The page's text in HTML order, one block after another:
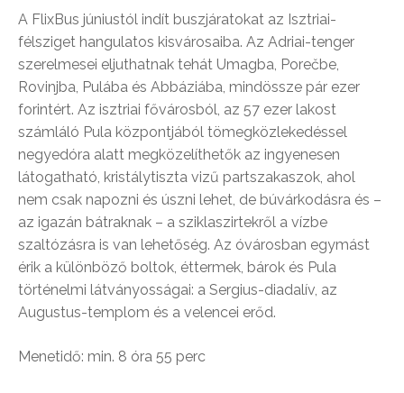
A FlixBus júniustól indít buszjáratokat az Isztriai-
félsziget hangulatos kisvárosaiba. Az Adriai-tenger
szerelmesei eljuthatnak tehát Umagba, Porečbe,
Rovinjba, Pulába és Abbáziába, mindössze pár ezer
forintért. Az isztriai fővárosból, az 57 ezer lakost
számláló Pula központjából tömegközlekedéssel
negyedóra alatt megközelíthetők az ingyenesen
látogatható, kristálytiszta vizű partszakaszok, ahol
nem csak napozni és úszni lehet, de búvárkodásra és –
az igazán bátraknak – a sziklaszirtekről a vízbe
szaltózásra is van lehetőség. Az óvárosban egymást
érik a különböző boltok, éttermek, bárok és Pula
történelmi látványosságai: a Sergius-diadalív, az
Augustus-templom és a velencei erőd.
Menetidő: min. 8 óra 55 perc